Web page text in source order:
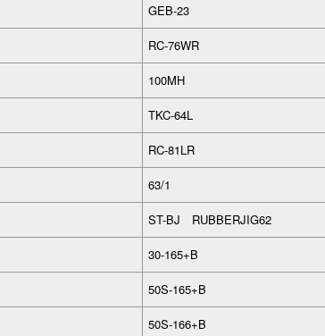
GEB-23
RC-76WR
100MH
TKC-64L
RC-81LR
63/1
ST-BJ RUBBERJIG62
30-165+B
50S-165+B
50S-166+B